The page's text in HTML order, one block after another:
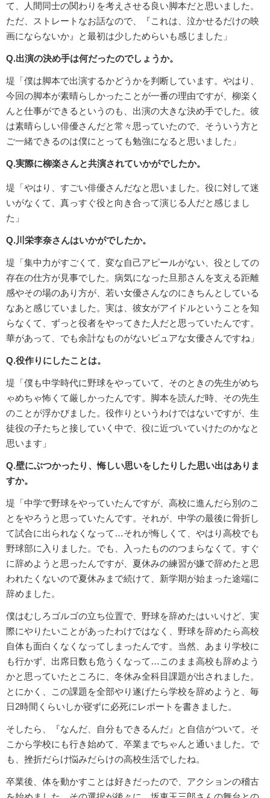
て、人間同士の関わりを考えさせる良い脚本だと思いました。
ただ、ストレートなお話なので、『これは、泣かせるだけの映
画にならないか』と最初は少しためらいも感じました」
Q.出演の決め手は何だったのでしょうか。
堤「僕は脚本で出演するかどうかを判断しています。やはり、
今回の脚本が素晴らしかったことが一番の理由ですが、柳楽く
んと仕事ができるというのも、出演の大きな決め手でした。彼
は素晴らしい俳優さんだと常々思っていたので、そういう方と
ご一緒できるのは僕にとっても勉強になると思いました」
Q.実際に柳楽さんと共演されていかがでしたか。
堤「やはり、すごい俳優さんだなと思いました。役に対して迷
いがなくて、真っすぐ役と向き合って演じる人だと感じまし
た」
Q.川栄李奈さんはいかがでしたか。
堤「集中力がすごくて、変な自己アピールがない、役としての
存在の仕方が見事でした。病気になった旦那さんを支える距離
感やその場のあり方が、若い女優さんなのにきちんとしている
なあと感じていました。実は、彼女がアイドルということを知
らなくて、ずっと役者をやってきた人だと思っていたんです。
華があって、でも余計なものがないピュアな女優さんですね」
Q.役作りにしたことは。
堤「僕も中学時代に野球をやっていて、そのときの先生がめち
ゃめちゃ怖くて厳しかったんです。脚本を読んだ時、その先生
のことが浮かびました。役作りというわけではないですが、生
徒役の子たちと接していく中で、役に近づいていけたのかなと
思います」
Q.壁にぶつかったり、悔しい思いをしたりした思い出はありま
すか。
堤「中学で野球をやっていたんですが、高校に進んだら別のこ
とをやろうと思っていたんです。それが、中学の最後に骨折し
て試合に出られなくなって…それが悔しくて、やはり高校でも
野球部に入りました。でも、入ったもののつまらなくて。すぐ
に辞めようと思ったんですが、夏休みの練習が嫌で辞めたと思
われたくないので夏休みまで続けて、新学期が始まった途端に
辞めました。
僕はむしろゴルゴの立ち位置で、野球を辞めたはいいけど、実
際にやりたいことがあったわけではなく、野球を辞めたら高校
自体も面白くなくなってしまったんです。当然、あまり学校に
も行かず、出席日数も危うくなって…このまま高校も辞めよう
かと思っていたところに、冬休み全科目課題が出されました。
とにかく、この課題を全部やり遂げたら学校を辞めようと、毎
日2時間くらいしか寝ずに必死にレポートを書きました。
そしたら、『なんだ、自分もできるんだ』と自信がついて。そ
こから学校にも行き始めて、卒業までちゃんと通いました。で
も、挫折だらけ悩みだらけの高校生活でしたね。
卒業後、体を動かすことは好きだったので、アクションの稽古